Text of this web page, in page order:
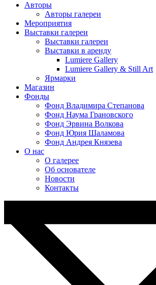
Авторы
Авторы галереи
Мероприятия
Выставки галереи
Выставки галереи
Выставки в аренду
Lumiere Gallery
Lumiere Gallery & Still Art
Ярмарки
Магазин
Фонды
Фонд Владимира Степанова
Фонд Наума Грановского
Фонд Эрвина Волкова
Фонд Юрия Шаламова
Фонд Андрея Князева
О нас
О галерее
Об основателе
Новости
Контакты